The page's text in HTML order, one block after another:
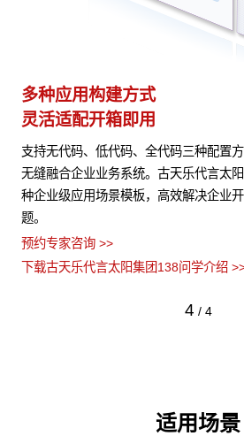
多种应用构建方式
灵活适配开箱即用
支持无代码、低代码、全代码三种配置
无缝融合企业业务系统。古天乐代言太
种企业级应用场景模板，高效解决企业
题。
预约专家咨询 >>
下载古天乐代言太阳集团138问学介绍
4 / 4
适用场景